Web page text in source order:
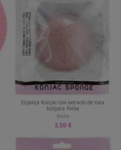
Esponja Konjac con extracto de rosa
búlgara Pollie
Pollié
3,50 €